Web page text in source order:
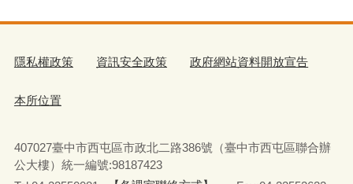
145
隱私權政策
本所位置